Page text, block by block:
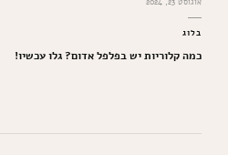
בלוג
כמה קלוריות יש בפלפל אדום? גלו עכשיו!